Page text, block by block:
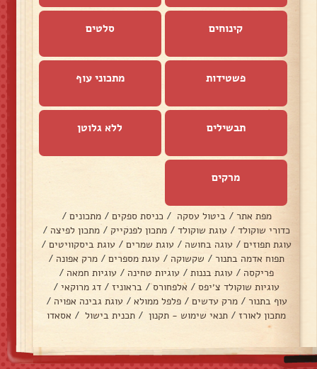
קינוחים סלטים
פשטידות מתכוני עוף
תבשילים ללא גלוטן
מרקים
מפת אתר / ביטול עסקה / כניסת ספקים / מתכונים /
כדורי שוקולד / עוגת שוקולד / מתכון לפנקייק / מתכון לפיצה /
עוגת תפוזים / עוגה בחושה / עוגת שמרים / עוגת ביסקוויטים /
תפוח אדמה בתנור / שקשוקה / עוגת מספרים / מרק אפונה /
פריקסה / עוגת בננות / עוגיות טחינה / עוגיות חמאה /
עוגיות שוקולד צ׳יפס / אלפחורס/ בראוניז / דג מרוקאי /
עוף בתנור / מרק עדשים / פלפל ממולא / עוגת גבינה אפויה /
מתכון לאורז / תנאי שימוש - תקנון / תכנית בישול / אסאדו